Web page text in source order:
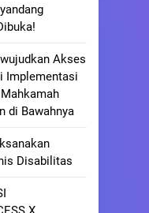
Akses
Implementasi
di Bawahnya
Disabilitas